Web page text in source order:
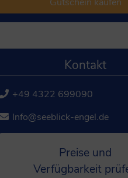
Kontakt
+49 4322 699090
Info@seeblick-engel.de
Preise und
Verfügbarkeit